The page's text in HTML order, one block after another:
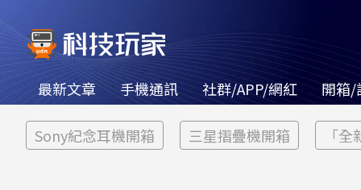
最新文章 手機通訊 社群/APP/網紅 開箱/
Sony紀念耳機開箱 三星摺疊機開箱 「